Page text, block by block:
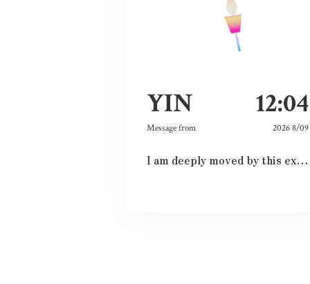
YIN 12:04
Message from 2026 8/09
I am deeply moved by this exhibition because I have witnessed the spirit of courage and never-give-up among the land and the people. Although this city had once completely destroyed, but the people still believed the future and ordinary lives. That’s what I love this city so much and today is my second time visiting Hiroshima 🥰❤️